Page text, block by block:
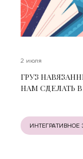
2 июля
ГРУЗ
НАМ СДЕЛАТЬ
ИНТЕГРАТИВНОЕ